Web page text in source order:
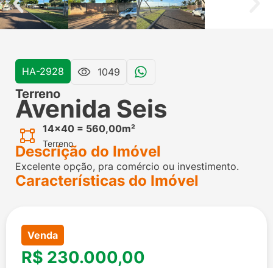
HA-2928 1049
Terreno
Avenida Seis
14x40 = 560,00m²
Terreno
Descrição do Imóvel
Excelente opção, pra comércio ou investimento.
Características do Imóvel
Venda
R$ 230.000,00